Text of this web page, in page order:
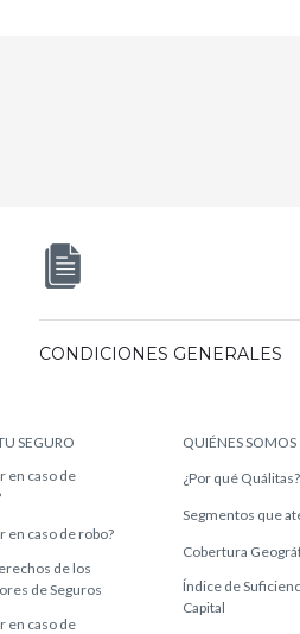
CONDICIONES GENERALES
SEGURO
en caso de
en caso de robo?
de los
de Seguros
en caso de
QUIÉNES SOMOS
¿Por qué Quálitas?
Segmentos que
Cobertura
Índice de
Capital